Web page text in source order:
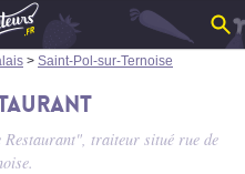
> Saint-Pol-sur-Ternoise
Restaurant", traiteur situé rue de